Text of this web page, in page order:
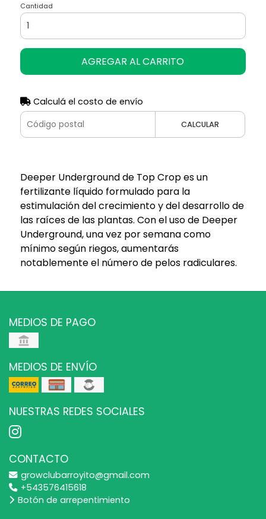
Cantidad
AGREGAR AL CARRITO
Calculá el costo de envío
CALCULAR
Deeper Underground de Top Crop es un
fertilizante líquido formulado para la
estimulación del crecimiento y del desarrollo de
las raíces de las plantas. Con el uso de Deeper
Underground, una vez por semana como
mínimo según riegos, aumentarás
notablemente el número de pelos radiculares.
MEDIOS DE PAGO
MEDIOS DE ENVÍO
NUESTRAS REDES SOCIALES
CONTACTO
growclubarroyito@gmail.com
+543576415618
Botón de arrepentimiento